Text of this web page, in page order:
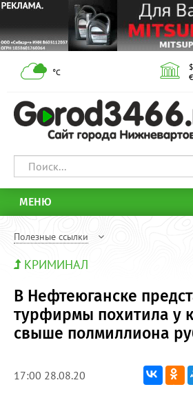
°С
МЕНЮ
Полезные ссылки
КРИМИНАЛ
В Нефтеюганске
турфирмы похитила у
свыше полмиллиона
17:00 28.08.20